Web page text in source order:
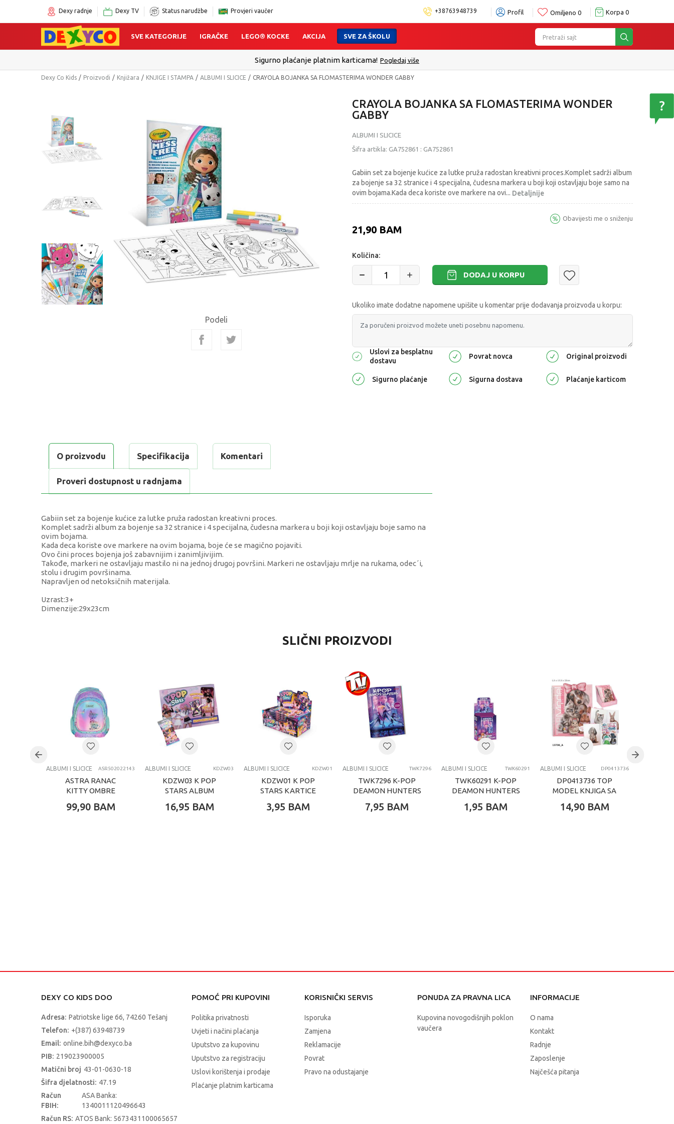
Dexy radnje Dexy TV Status narudžbe Provjeri vaučer +38763948739 Profil Omiljeno 0 Korpa 0
Pretraži sajt
SVE KATEGORIJE IGRAČKE LEGO® KOCKE AKCIJA SVE ZA ŠKOLU
Sigurno plaćanje platnim karticama! Pogledaj više
Dexy Co Kids Proizvodi Knjižara KNJIGE I STAMPA ALBUMI I SLICICE CRAYOLA BOJANKA SA FLOMASTERIMA WONDER GABBY
Podeli
CRAYOLA BOJANKA SA FLOMASTERIMA WONDER
GABBY
ALBUMI I SLICICE
Šifra artikla: GA752861 : GA752861
Gabiin set za bojenje kućice za lutke pruža radostan kreativni proces.Komplet sadrži album
za bojenje sa 32 stranice i 4 specijalna, čudesna markera u boji koji ostavljaju boje samo na
ovim bojama.Kada deca koriste ove markere na ovi... Detaljnije
21,90 BAM
Obavijesti me o sniženju
Količina:
DODAJ U KORPU
Ukoliko imate dodatne napomene upišite u komentar prije dodavanja proizvoda u korpu:
Uslovi za besplatnu
dostavu
Povrat novca Original proizvodi
Sigurno plaćanje Sigurna dostava Plaćanje karticom
O proizvodu Specifikacija Komentari
Proveri dostupnost u radnjama
Gabiin set za bojenje kućice za lutke pruža radostan kreativni proces.
Komplet sadrži album za bojenje sa 32 stranice i 4 specijalna, čudesna markera u boji koji ostavljaju boje samo na
ovim bojama.
Kada deca koriste ove markere na ovim bojama, boje će se magično pojaviti.
Ovo čini proces bojenja još zabavnijim i zanimljivijim.
Takođe, markeri ne ostavljaju mastilo ni na jednoj drugoj površini. Markeri ne ostavljaju mrlje na rukama, odec´i,
stolu i drugim površinama.
Napravljen od netoksičnih materijala.
Uzrast:3+
Dimenzije:29x23cm
ALBUMI I SLICICE
Univerzalno
Uzrast 4-6 G
Brend CRAYOLA
SLIČNI PROIZVODI
ALBUMI I SLICICE ASR502022143
ASTRA RANAC
KITTY OMBRE
99,90 BAM
ALBUMI I SLICICE KDZW03
KDZW03 K POP
STARS ALBUM
16,95 BAM
ALBUMI I SLICICE KDZW01
KDZW01 K POP
STARS KARTICE
3,95 BAM
ALBUMI I SLICICE TWK7296
TWK7296 K-POP
DEAMON HUNTERS
7,95 BAM
ALBUMI I SLICICE TWK60291
TWK60291 K-POP
DEAMON HUNTERS
1,95 BAM
ALBUMI I SLICICE DP0413736
DP0413736 TOP
MODEL KNJIGA SA
14,90 BAM
DEXY CO KIDS DOO
Adresa: Patriotske lige 66, 74260 Tešanj
Telefon: +(387) 63948739
Email: online.bih@dexyco.ba
PIB: 219023900005
Matični broj 43-01-0630-18
Šifra djelatnosti: 47.19
Račun
FBIH:
ASA Banka:
1340011120496643
Račun RS: ATOS Bank: 5673431100065657
POMOĆ PRI KUPOVINI
Politika privatnosti
Uvjeti i načini plaćanja
Uputstvo za kupovinu
Uputstvo za registraciju
Uslovi korištenja i prodaje
Plaćanje platnim karticama
KORISNIČKI SERVIS
Isporuka
Zamjena
Reklamacije
Povrat
Pravo na odustajanje
PONUDA ZA PRAVNA LICA
Kupovina novogodišnjih poklon
vaučera
INFORMACIJE
O nama
Kontakt
Radnje
Zaposlenje
Najčešća pitanja